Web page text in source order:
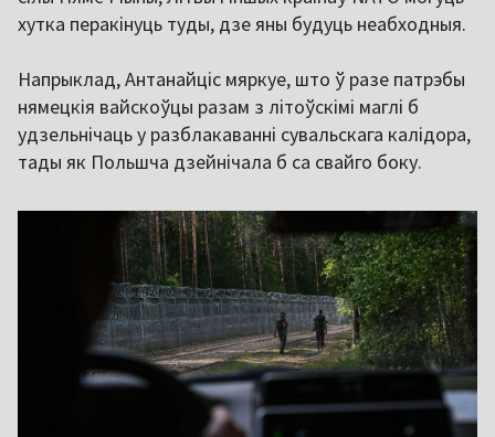
хутка перакінуць туды, дзе яны будуць неабходныя.
Напрыклад, Антанайціс мяркуе, што ў разе патрэбы
нямецкія вайскоўцы разам з літоўскімі маглі б
удзельнічаць у разблакаванні сувальскага калідора,
тады як Польшча дзейнічала б са свайго боку.